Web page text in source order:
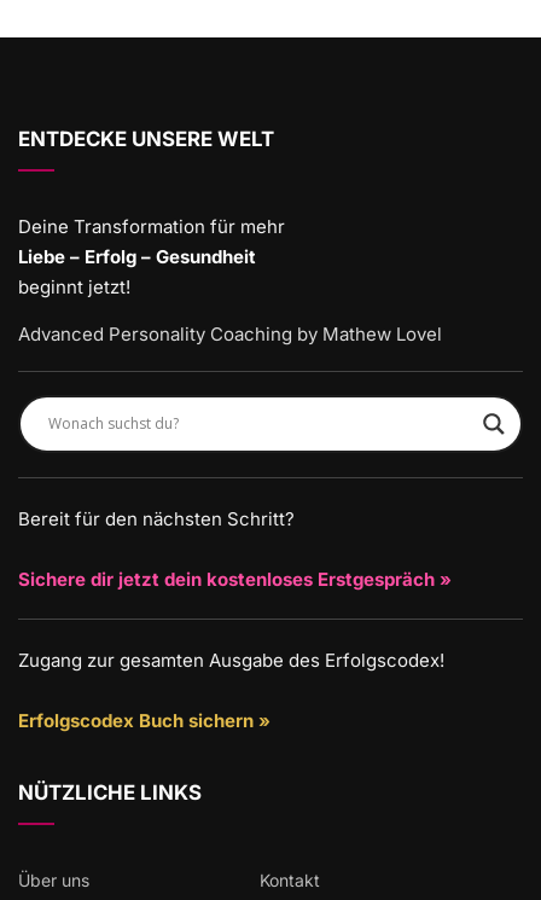
ENTDECKE UNSERE WELT
Deine Transformation für mehr
Liebe – Erfolg – Gesundheit
beginnt jetzt!
Advanced Personality Coaching by Mathew Lovel
Bereit für den nächsten Schritt?
Sichere dir jetzt dein kostenloses Erstgespräch »
Zugang zur gesamten Ausgabe des Erfolgscodex!
Erfolgscodex Buch sichern »
NÜTZLICHE LINKS
Über uns Kontakt